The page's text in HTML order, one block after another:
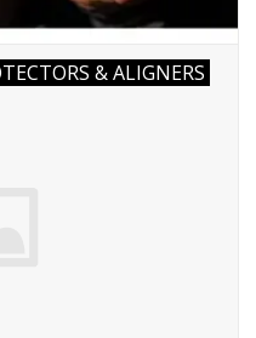
& ALIGNERS